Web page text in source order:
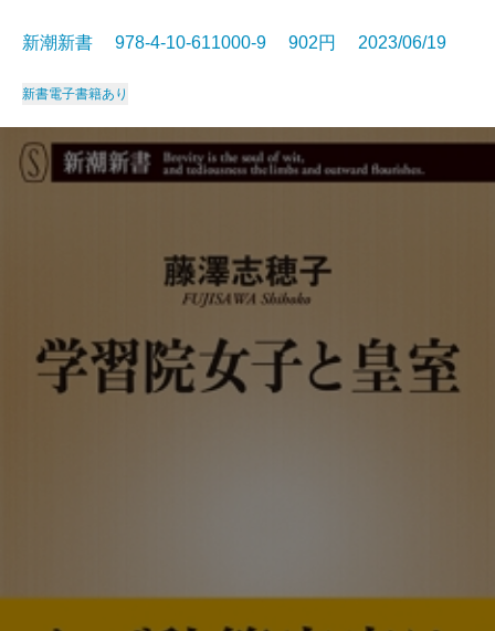
新潮新書 978-4-10-611000-9 902円 2023/06/19
新書電子書籍あり